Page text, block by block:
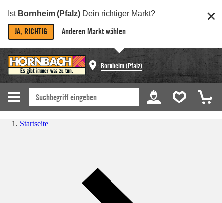
Ist Bornheim (Pfalz) Dein richtiger Markt?
JA, RICHTIG Anderen Markt wählen
Bornheim (Pfalz)
Startseite